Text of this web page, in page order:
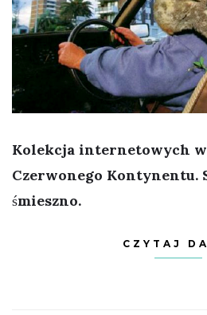
Kolekcja internetowych
Czerwonego Kontynentu.
śmieszno.
CZYTAJ